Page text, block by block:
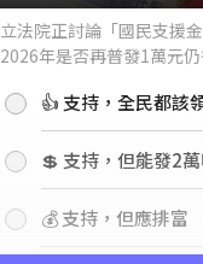
立法院正討論「國民支援
2026年是否再普發1萬元
持嗎？👍 支持，全民都該
💲 支持，但能發2萬
💰 支持，但應排富